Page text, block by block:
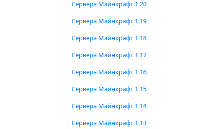
Сервера Майнкрафт 1.20
Сервера Майнкрафт 1.19
Сервера Майнкрафт 1.18
Сервера Майнкрафт 1.17
Сервера Майнкрафт 1.16
Сервера Майнкрафт 1.15
Сервера Майнкрафт 1.14
Сервера Майнкрафт 1.13